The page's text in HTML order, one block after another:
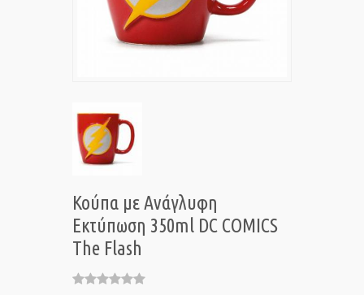
Κούπα με Ανάγλυφη
Εκτύπωση 350ml DC COMICS
The Flash